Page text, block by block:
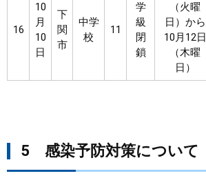
16
10
月
10
日
下
関
市
中学
校
11
学
級
閉
鎖
（火曜
日）から
10月12日
（木曜
日）
5 感染予防対策について